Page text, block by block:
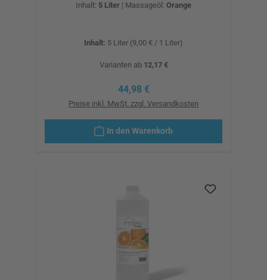
Inhalt: 5 Liter | Massageöl: Orange
Inhalt: 5 Liter (9,00 € / 1 Liter)
Varianten ab12,17 €
Regulärer Preis:
44,98 €
Preise inkl. MwSt. zzgl. Versandkosten
In den Warenkorb